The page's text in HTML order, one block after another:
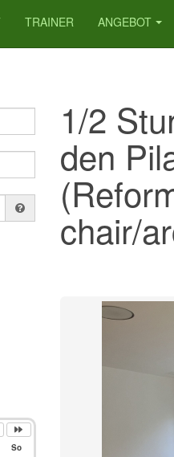
TRAINER ANGEBOT
1/2
den
chair/
So